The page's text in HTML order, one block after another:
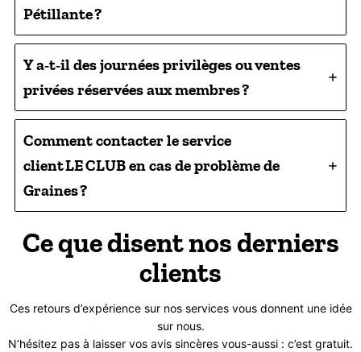
Pétillante ?
Y a‑t‑il des journées privilèges ou ventes
privées réservées aux membres ?
Comment contacter le service
client LE CLUB en cas de problème de
Graines ?
Ce que disent nos derniers
clients
Ces retours d’expérience sur nos services vous donnent une idée
sur nous.
N’hésitez pas à laisser vos avis sincères vous-aussi : c’est gratuit.